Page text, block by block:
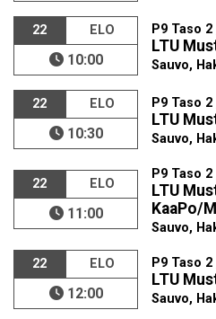
22 ELO
10:00
P9 Taso
LTU
Sauvo,
22 ELO
10:30
P9 Taso
LTU
Sauvo,
22 ELO
11:00
P9 Taso
LTU
KaaPo/
Sauvo,
22 ELO
12:00
P9 Taso
LTU
Sauvo,